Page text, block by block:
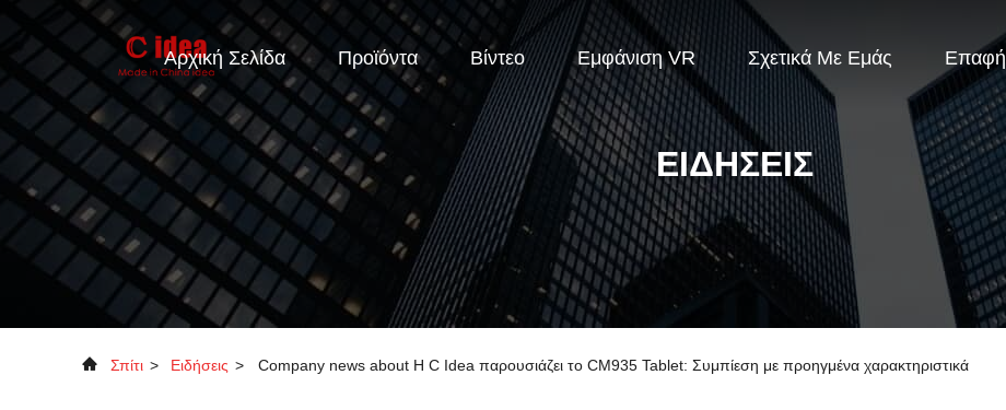
Αρχική Σελίδα Προϊόντα Βίντεο Εμφάνιση VR Σχετικά Με Εμάς Επαφή
ΕΙΔΉΣΕΙΣ
Σπίτι > Ειδήσεις > Company news about Η C Idea παρουσιάζει το CM935 Tablet: Συμπίεση με προηγμένα χαρακτηριστικά